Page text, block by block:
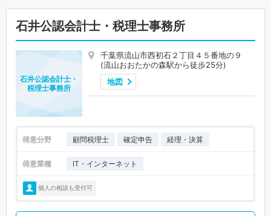
石井公認会計士・税理士事務所
千葉県流山市西初石２丁目４５番地の９
(流山おおたかの森駅から徒歩25分)
地図
石井公認会計士・
税理士事務所
得意分野 顧問税理士 確定申告 経理・決算
得意業種 IT・インターネット
個人の相談も受付可